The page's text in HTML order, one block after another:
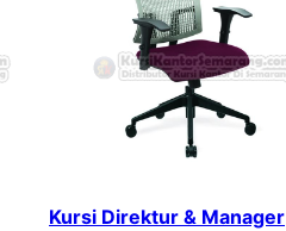
Kursi Direktur & Manager